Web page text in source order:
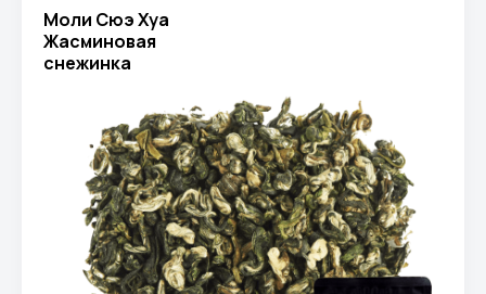
Моли Сюэ Хуа
Жасминовая
снежинка